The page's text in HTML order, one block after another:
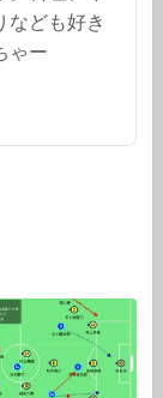
なども好き
ゃー